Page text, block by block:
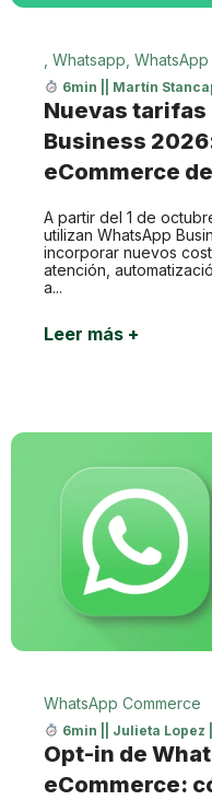
Whatsapp WhatsApp
6min Martín
Nuevas
Business
eCommerce
A partir del 1 de
utilizan WhatsApp
incorporar nuevos
atención,
a...
Leer más +
WhatsApp Commerce
6min Julieta Lopez
Opt-in de
eCommerce: